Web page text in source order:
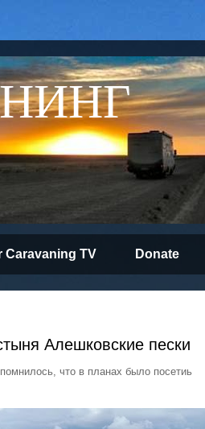
Caravaning TV Donate
Алешковские пески
что в планах было посетиь